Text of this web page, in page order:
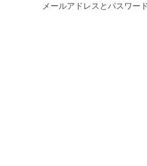
メールアドレスとパスワー